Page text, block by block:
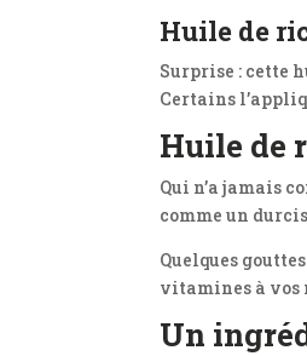
Huile de
Surprise : cette
Certains
Huile de
Qui n’a jamais
comme un
Quelques
vitamines à vos
Un